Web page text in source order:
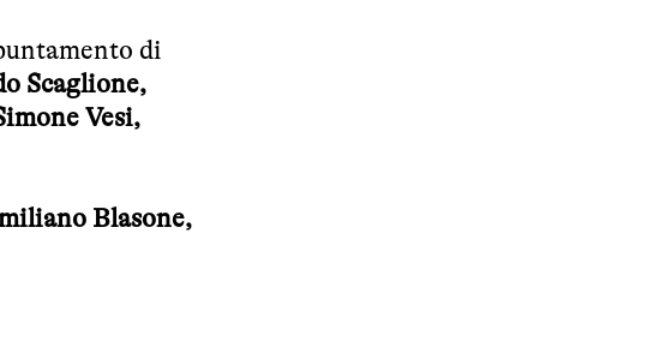
di
Scaglione,
Vesi,
Blasone,